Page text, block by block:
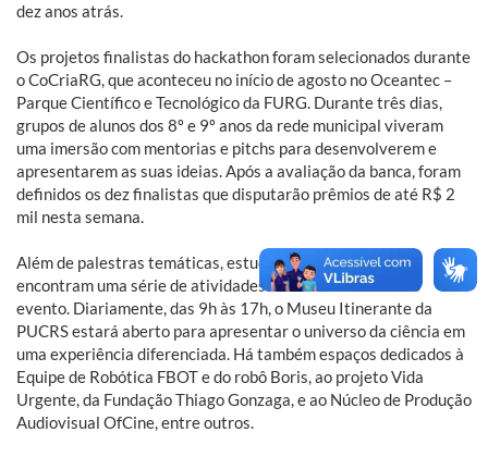
dez anos atrás.
Os projetos finalistas do hackathon foram selecionados durante
o CoCriaRG, que aconteceu no início de agosto no Oceantec –
Parque Científico e Tecnológico da FURG. Durante três dias,
grupos de alunos dos 8º e 9º anos da rede municipal viveram
uma imersão com mentorias e pitchs para desenvolverem e
apresentarem as suas ideias. Após a avaliação da banca, foram
definidos os dez finalistas que disputarão prêmios de até R$ 2
mil nesta semana.
Além de palestras temáticas, estudantes e professores
encontram uma série de atividades interativas durante o
evento. Diariamente, das 9h às 17h, o Museu Itinerante da
PUCRS estará aberto para apresentar o universo da ciência em
uma experiência diferenciada. Há também espaços dedicados à
Equipe de Robótica FBOT e do robô Boris, ao projeto Vida
Urgente, da Fundação Thiago Gonzaga, e ao Núcleo de Produção
Audiovisual OfCine, entre outros.